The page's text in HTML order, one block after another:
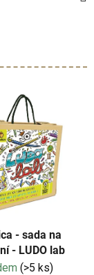
- sada na
- LUDO lab
(>5 ks)